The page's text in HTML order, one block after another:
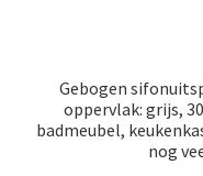
Gebogen
oppervlak: grijs,
badmeubel,
nog